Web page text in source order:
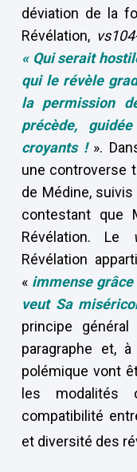
déviation de la
Révélation,
« Qui serait
qui le révèle
la permission
précède,
croyants ! ».
une controverse
de Médine,
contestant que
Révélation. Le
Révélation
« immense grâce
veut Sa
principe
paragraphe et,
polémique vont
les modalités
compatibilité
et diversité des